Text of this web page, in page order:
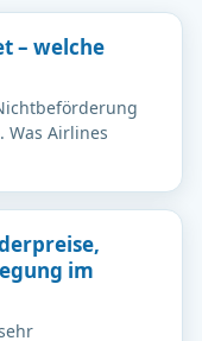
– welche
Was Airlines
im